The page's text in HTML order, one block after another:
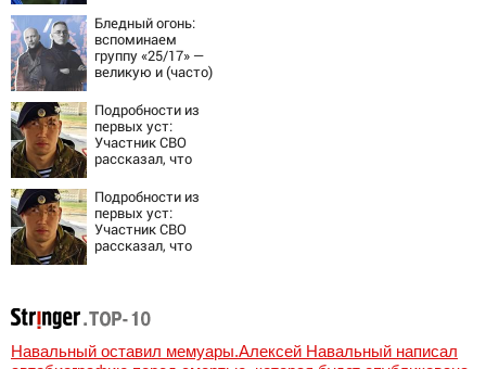
Бледный огонь:
вспоминаем
группу «25/17» —
великую и (часто)
Подробности из
первых уст:
Участник СВО
рассказал, что
схватке с
медведем
Подробности из
первых уст:
Участник СВО
рассказал, что
Навальный оставил мемуары.Алексей Навальный написал